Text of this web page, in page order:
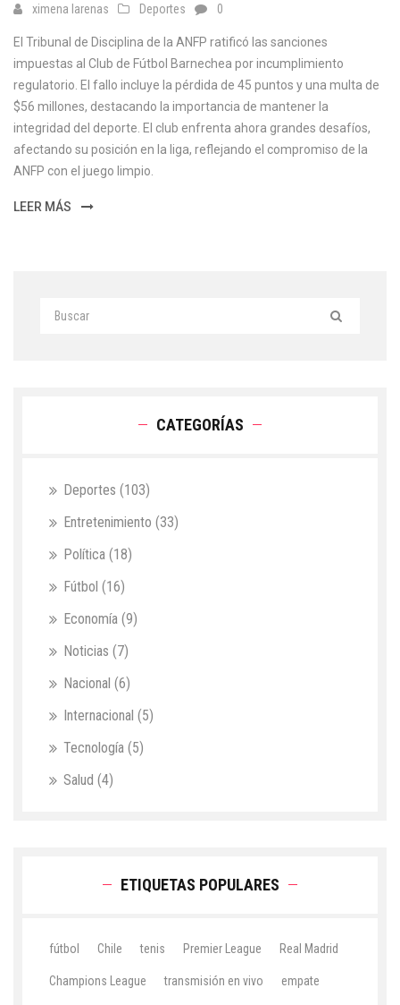
ximena larenas Deportes 0
El Tribunal de Disciplina de la ANFP ratificó las sanciones
impuestas al Club de Fútbol Barnechea por incumplimiento
regulatorio. El fallo incluye la pérdida de 45 puntos y una multa de
$56 millones, destacando la importancia de mantener la
integridad del deporte. El club enfrenta ahora grandes desafíos,
afectando su posición en la liga, reflejando el compromiso de la
ANFP con el juego limpio.
LEER MÁS
CATEGORÍAS
Deportes (103)
Entretenimiento (33)
Política (18)
Fútbol (16)
Economía (9)
Noticias (7)
Nacional (6)
Internacional (5)
Tecnología (5)
Salud (4)
ETIQUETAS POPULARES
fútbol Chile tenis Premier League Real Madrid
Champions League transmisión en vivo empate